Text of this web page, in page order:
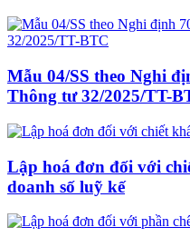
Mẫu 04/SS theo Nghi
Thông tư 32/2025/TT-
Lập hoá đơn đối với
doanh số luỹ kế